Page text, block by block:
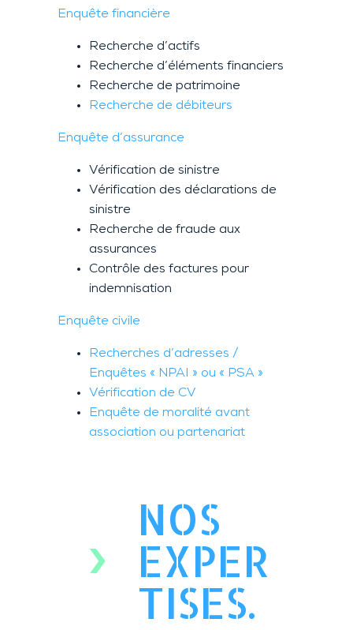
Enquête financière
Recherche d’actifs
Recherche d’éléments financiers
Recherche de patrimoine
Recherche de débiteurs
Enquête d’assurance
Vérification de sinistre
Vérification des déclarations de
sinistre
Recherche de fraude aux
assurances
Contrôle des factures pour
indemnisation
Enquête civile
Recherches d’adresses /
Enquêtes « NPAI » ou « PSA »
Vérification de CV
Enquête de moralité avant
association ou partenariat
NOS
EXPER
TISES.